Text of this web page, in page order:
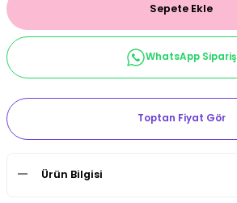
Sepete Ekle
WhatsApp Sipariş
Toptan Fiyat Gör
Ürün Bilgisi